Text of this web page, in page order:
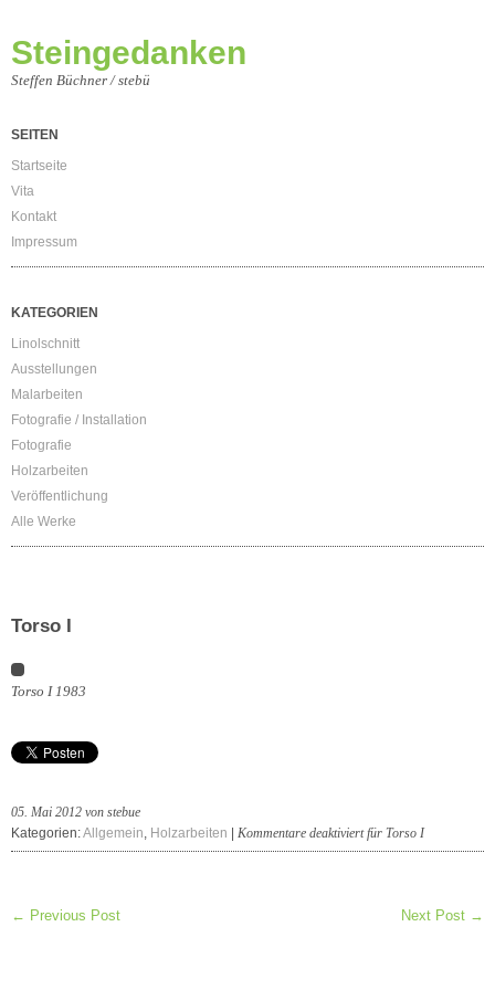
Steingedanken
Steffen Büchner / stebü
SEITEN
Startseite
Vita
Kontakt
Impressum
KATEGORIEN
Linolschnitt
Ausstellungen
Malarbeiten
Fotografie / Installation
Fotografie
Holzarbeiten
Veröffentlichung
Alle Werke
Torso I
Torso I 1983
05. Mai 2012 von stebue
Kategorien:Allgemein, Holzarbeiten Kommentare deaktiviertfür Torso I
← Previous Post Next Post →